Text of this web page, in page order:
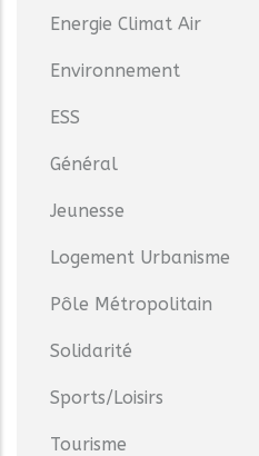
Energie Climat Air
Environnement
ESS
Général
Jeunesse
Logement Urbanisme
Pôle Métropolitain
Solidarité
Sports/Loisirs
Tourisme